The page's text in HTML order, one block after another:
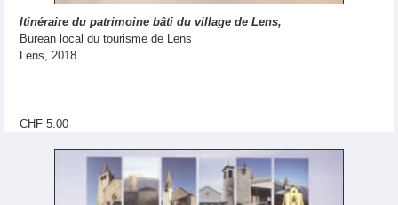
Itinéraire du patrimoine bâti du village de Lens,
Burean local du tourisme de Lens
Lens, 2018
CHF 5.00